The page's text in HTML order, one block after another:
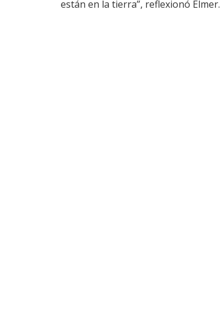
están en la tierra”, reflexionó Elmer.